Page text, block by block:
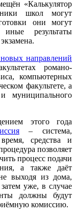
«Калькулятор
школ могут
они могут
результаты
направлений
романо-
компьютерных
факультете, а
муниципального
этого года
– система,
средства и
позволяет
процесс подачи
а также даёт
выходя из дома,
уже, в случае
должны будут
комиссию.